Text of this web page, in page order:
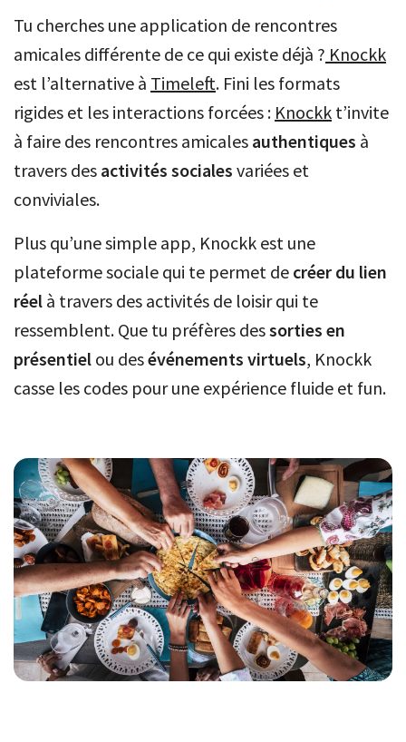
Tu cherches une application de rencontres
amicales différente de ce qui existe déjà ? Knockk
est l’alternative à Timeleft. Fini les formats
rigides et les interactions forcées : Knockk t’invite
à faire des rencontres amicales authentiques à
travers des activités sociales variées et
conviviales.
Plus qu’une simple app, Knockk est une
plateforme sociale qui te permet de créer du lien
réel à travers des activités de loisir qui te
ressemblent. Que tu préfères dessorties en
présentiel ou desévénements virtuels, Knockk
casse les codes pour une expérience fluide et fun.